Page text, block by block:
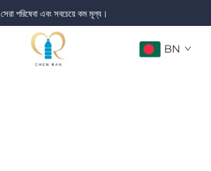
সেরা পরিষেবা এবং সবচেয়ে কম মূল্য।
BN